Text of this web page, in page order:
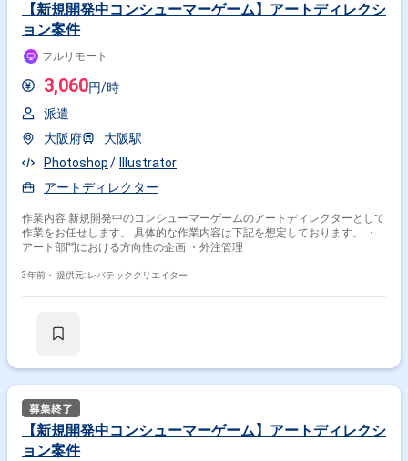
【新規開発中コンシューマーゲーム】アートディレクシ
ョン案件
フルリモート
3,060円/時
派遣
大阪府
大阪駅
Photoshop
Illustrator
アートディレクター
作業内容 新規開発中のコンシューマーゲームのアートディレクターとして
作業をお任せします。 具体的な作業内容は下記を想定しております。 ・
アート部門における方向性の企画 ・外注管理
3年前・ 提供元: レバテッククリエイター
【新規開発中コンシューマーゲーム】アートディレクシ
ョン案件